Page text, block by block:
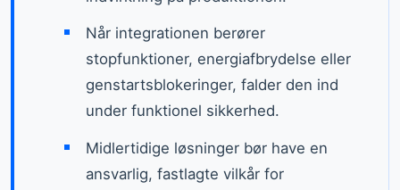
Når integrationen berører
stopfunktioner, energiafbrydelse eller
genstartsblokeringer, falder den ind
under funktionel sikkerhed.
Midlertidige løsninger bør have en
ansvarlig, fastlagte vilkår for